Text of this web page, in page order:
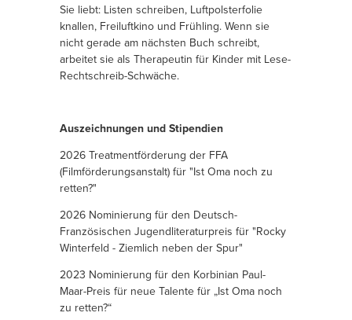
Sie liebt: Listen schreiben, Luftpolsterfolie
knallen, Freiluftkino und Frühling. Wenn sie
nicht gerade am nächsten Buch schreibt,
arbeitet sie als Therapeutin für Kinder mit Lese-
Rechtschreib-Schwäche.
Auszeichnungen und Stipendien
2026 Treatmentförderung der FFA
(Filmförderungsanstalt) für "Ist Oma noch zu
retten?"
2026 Nominierung für den Deutsch-
Französischen Jugendliteraturpreis für "Rocky
Winterfeld - Ziemlich neben der Spur"
2023 Nominierung für den Korbinian Paul-
Maar-Preis für neue Talente für „Ist Oma noch
zu retten?“